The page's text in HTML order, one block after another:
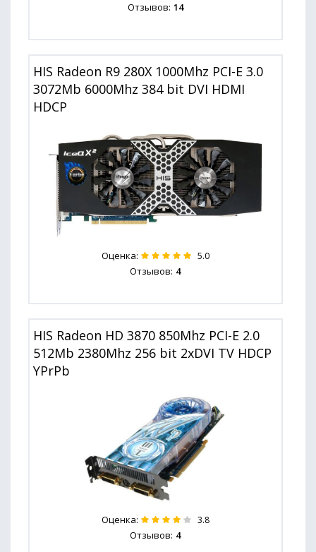
Отзывов: 14
HIS Radeon R9 280X 1000Mhz PCI-E 3.0
3072Mb 6000Mhz 384 bit DVI HDMI
HDCP
Оценка: 5.0
Отзывов: 4
HIS Radeon HD 3870 850Mhz PCI-E 2.0
512Mb 2380Mhz 256 bit 2xDVI TV HDCP
YPrPb
Оценка: 3.8
Отзывов: 4